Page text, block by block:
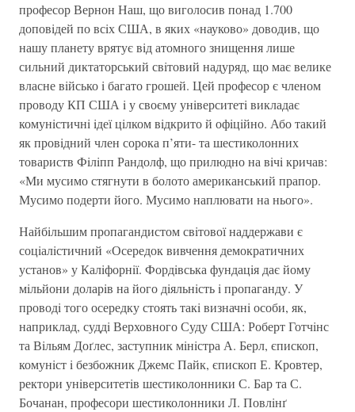
професор Вернон Наш, що виголосив понад 1.700
доповiдей по всiх США, в яких «науково» доводив, що
нашу планету врятує вiд атомного знищення лише
сильний диктаторський свiтовий надуряд, що має велике
власне вiйсько i багато грошей. Цей професор є членом
проводу КП США i у своєму унiверситетi викладає
комунiстичнi iдеї цiлком вiдкрито й офiцiйно. Або такий
як провiдний член сорока п’яти- та шестиколонних
товариств Фiлiпп Рандолф, що прилюдно на вiчi кричав:
«Ми мусимо стягнути в болото американський прапор.
Мусимо подерти його. Мусимо наплювати на нього».
Найбiльшим пропагандистом свiтової наддержави є
соцiалiстичний «Осередок вивчення демократичних
установ» у Калiфорнiї. Фордiвська фундацiя дає йому
мiльйони доларiв на його дiяльнiсть i пропаганду. У
проводi того осередку стоять такi визначнi особи, як,
наприклад, суддi Верховного Суду США: Роберт Готчiнс
та Вiльям Доґлес, заступник мiнiстра А. Берл, єпископ,
комунiст i безбожник Джемс Пайк, єпископ Е. Кровтер,
ректори унiверситетiв шестиколонники С. Бар та С.
Бочанан, професори шестиколонники Л. Повлiнґ